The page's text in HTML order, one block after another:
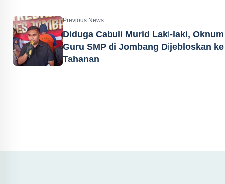
Previous News
Diduga Cabuli Murid Laki-laki, Oknum
Guru SMP di Jombang Dijebloskan ke
Tahanan